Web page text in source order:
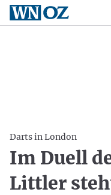
Darts in London
Im Duell
Littler